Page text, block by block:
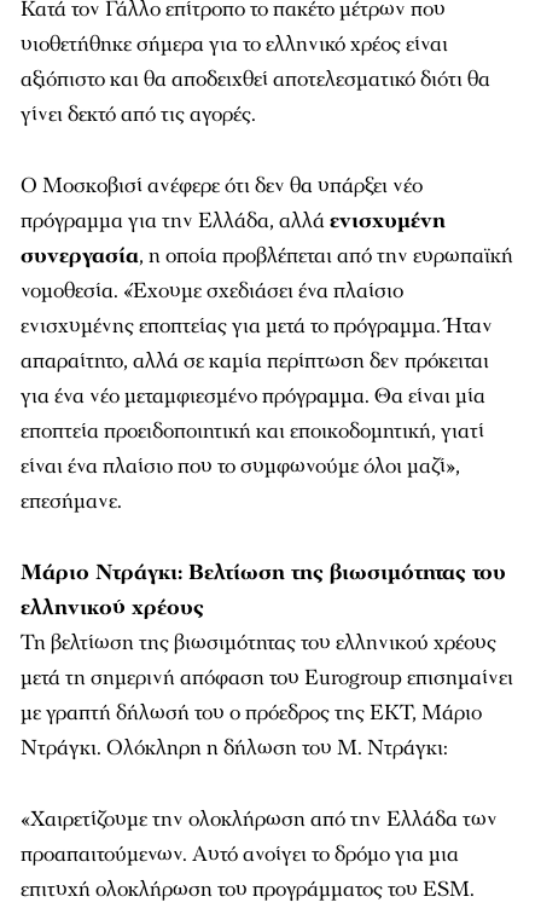
Κατά τον Γάλλο επίτροπο το πακέτο μέτρων που
υιοθετήθηκε σήμερα για το ελληνικό χρέος είναι
αξιόπιστο και θα αποδειχθεί αποτελεσματικό διότι θα
γίνει δεκτό από τις αγορές.
Ο Μοσκοβισί ανέφερε ότι δεν θα υπάρξει νέο
πρόγραμμα για την Ελλάδα, αλλάενισχυμένη
συνεργασία, η οποία προβλέπεται από την ευρωπαϊκή
νομοθεσία. «Έχουμε σχεδιάσει ένα πλαίσιο
ενισχυμένης εποπτείας για μετά το πρόγραμμα. Ήταν
απαραίτητο, αλλά σε καμία περίπτωση δεν πρόκειται
για ένα νέο μεταμφιεσμένο πρόγραμμα. Θα είναι μία
εποπτεία προειδοποιητική και εποικοδομητική, γιατί
είναι ένα πλαίσιο που το συμφωνούμε όλοι μαζί»,
επεσήμανε.
Μάριο Ντράγκι: Βελτίωση της βιωσιμότητας του
ελληνικού χρέους
Τη βελτίωση της βιωσιμότητας του ελληνικού χρέους
μετά τη σημερινή απόφαση του Eurogroup επισημαίνει
με γραπτή δήλωσή του ο πρόεδρος της ΕΚΤ, Μάριο
Ντράγκι. Ολόκληρη η δήλωση του Μ. Ντράγκι:
«Χαιρετίζουμε την ολοκλήρωση από την Ελλάδα των
προαπαιτούμενων. Αυτό ανοίγει το δρόμο για μια
επιτυχή ολοκλήρωση του προγράμματος του ESΜ.